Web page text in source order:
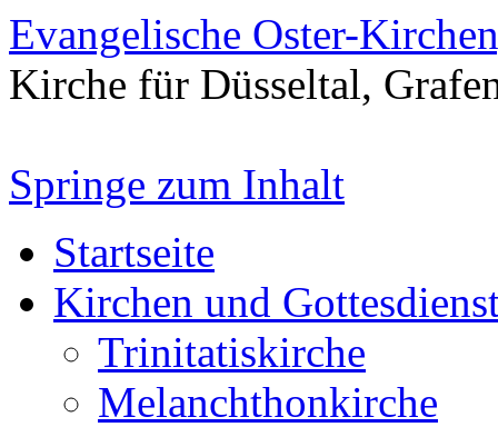
Evangelische Oster-
Kirche für Düsseltal,
Springe zum Inhalt
Startseite
Kirchen und
Trinitatiskirche
Melanchthonkirche